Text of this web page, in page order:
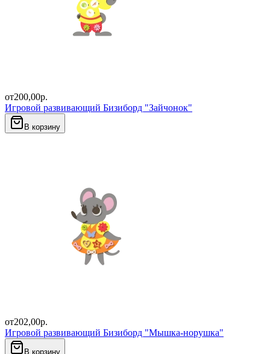
от200,00р.
Игровой развивающий Бизиборд "Зайчонок"
В корзину
от202,00р.
Игровой развивающий Бизиборд "Мышка-норушка"
В корзину